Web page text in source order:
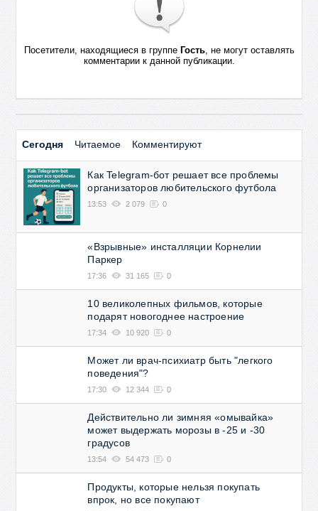
Посетители, находящиеся в группе Гость, не могут оставлять
комментарии к данной публикации.
Сегодня Читаемое Комментируют
Как Telegram-бот решает все проблемы
организаторов любительского футбола
13:53 2 079 0
«Взрывные» инсталляции Корнелии
Паркер
17:36 31 165 0
10 великолепных фильмов, которые
подарят новогоднее настроение
17:34 10 920 0
Может ли врач-психиатр быть "легкого
поведения"?
17:30 12 344 0
Действительно ли зимняя «омывайка»
может выдержать морозы в -25 и -30
градусов
13:54 54 473 0
Продукты, которые нельзя покупать
впрок, но все покупают